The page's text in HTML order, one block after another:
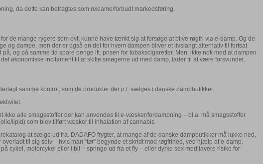
da dette kan betragtes som reklame/forbudt markedsføring.
de mange rygere som evt. kunne have tænkt sig at forsøge at blive røgfri via e-damp. Og de
og dampe, men der er også en del for hvem dampen bliver et livslangt alternativ til fortsat
og på samme tid spare penge ift. prisen for tobakscigaretter. Men, ikke nok med at dampen
økonomiske incitament til at skifte smøgerne ud med damp, lader til at være forsvundet.
samme kontrol, som de produkter der p.t. sælges i danske dampbutikker.
alle smagsstoffer der kan anvendes til e-væsker/fordampning – bl.a. må smagsstoffer
lipid) som blev tilført væsker til inhalation af cannabis.
at sælge ud fra. DADAFO frygter, at mange af de danske dampbutikker må lukke ned,
til sig selv – hvis man “tør” begynde et skridt mod røgfrihed, ved hjælp af e-damp.
cykel, motorcykel eller i bil – springe ud fra et fly – eller dyrke sex med lavere risiko for